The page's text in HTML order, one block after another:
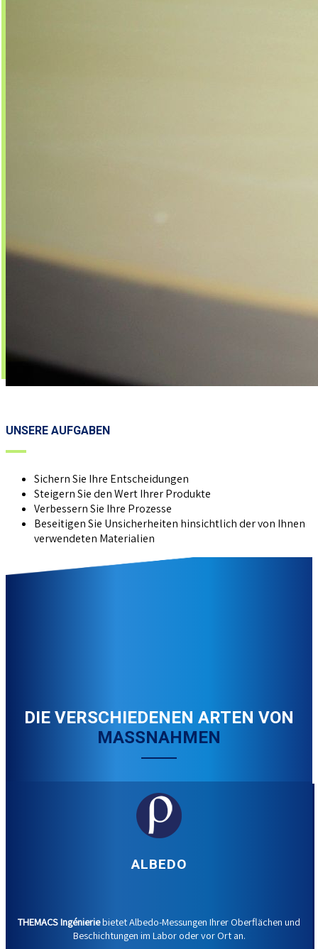
UNSERE AUFGABEN
Sichern Sie Ihre Entscheidungen
Steigern Sie den Wert Ihrer Produkte
Verbessern Sie Ihre Prozesse
Beseitigen Sie Unsicherheiten hinsichtlich der von Ihnen
verwendeten Materialien
DIE VERSCHIEDENEN ARTEN VON
MASSNAHMEN
ALBEDO
THEMACS Ingénieriebietet Albedo-Messungen Ihrer Oberflächen und
Beschichtungen im Labor oder vor Ort an.